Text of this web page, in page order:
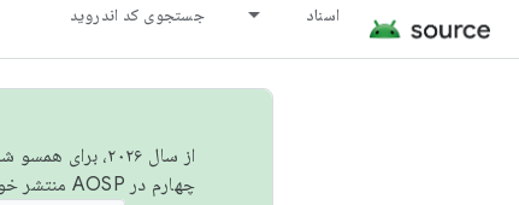
اسناد جستجوی کد اندروید
از سال ۲۰۲۶،
چهارم در AOSP منتشر خواهیم کرد. برای ساخت و مشارکت در AOSP،